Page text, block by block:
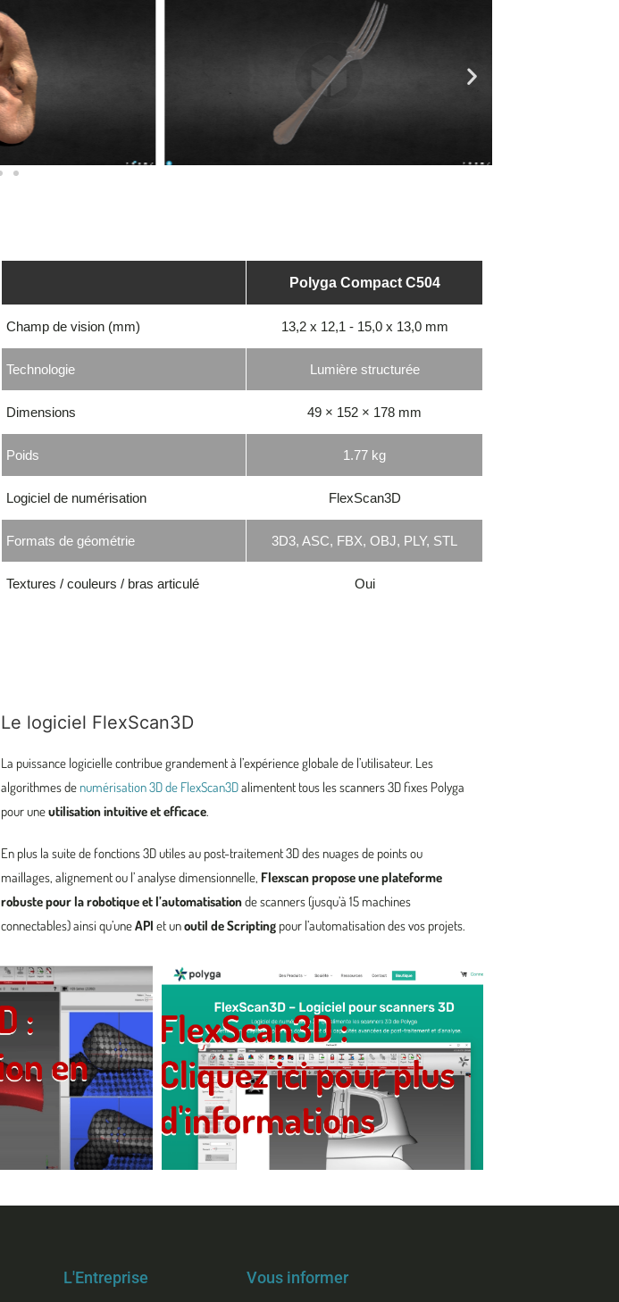
Polyga Compact C504
Champ de vision (mm) 13,2 x 12,1 - 15,0 x 13,0 mm
Technologie Lumière structurée
Dimensions 49 × 152 × 178 mm
Poids 1.77 kg
Logiciel de numérisation FlexScan3D
Formats de géométrie 3D3, ASC, FBX, OBJ, PLY, STL
Textures / couleurs / bras articulé Oui
Le logiciel FlexScan3D
La puissance logicielle contribue grandement à l’expérience globale de l’utilisateur. Les
algorithmes de numérisation 3D de FlexScan3Dalimentent tous les scanners 3D fixes Polyga
pour uneutilisation intuitive et efficace.
En plus la suite de fonctions 3D utiles au post-traitement 3D des nuages de points ou
maillages, alignement ou l’ analyse dimensionnelle, Flexscan propose une plateforme
robuste pour la robotique et l’automatisationde scanners (jusqu’à 15 machines
connectables) ainsi qu’uneAPI et unoutil de Scripting pour l’automatisation des vos projets.
L'Entreprise Vous informer